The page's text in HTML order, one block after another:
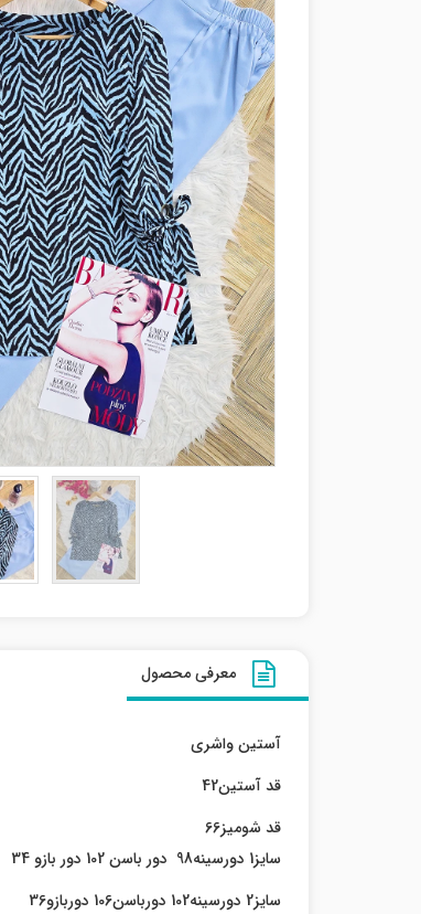
معرفی محصول
آستین واشری
قد آستین42
قد شومیز66
سایز1 دورسینه98 دور باسن 102 دور بازو 34
سایز2 دورسینه102 دورباسن106 دوربازو36